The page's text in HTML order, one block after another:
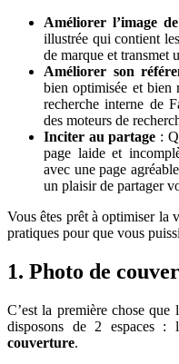
Améliorer l’image
illustrée qui contient
de marque et transmet
Améliorer son
bien optimisée et bien
recherche interne de
des moteurs de
Inciter au partage :
page laide et
avec une page
un plaisir de partager
Vous êtes prêt à optimiser la
pratiques pour que vous
1. Photo de
C’est la première chose
disposons de 2 espaces :
couverture.